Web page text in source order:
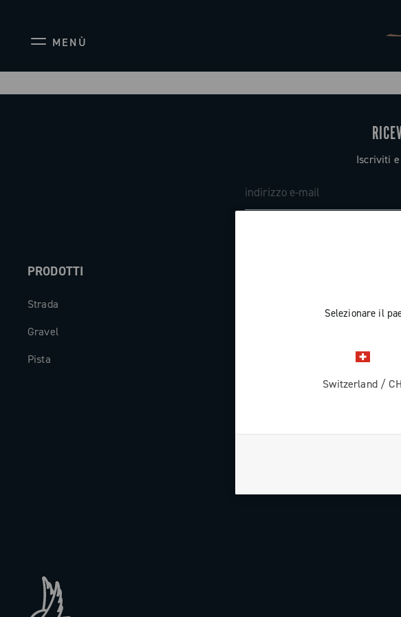
MENÙ
Selezionare il
Switzerland / CH
Iscriviti
PRODOTTI
Strada
Gravel
Pista